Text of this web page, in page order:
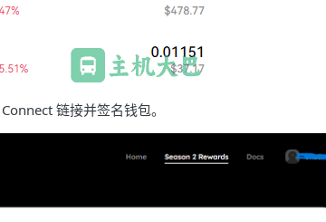
链接并签名钱包。